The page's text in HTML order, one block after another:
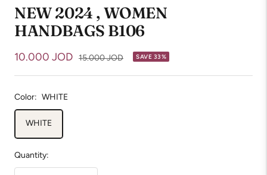
NEW 2024 , WOMEN
HANDBAGS B106
Sale
price
10.000 JOD Regular
15.000 JOD SAVE 33%
Color: WHITE
WHITE
Quantity: